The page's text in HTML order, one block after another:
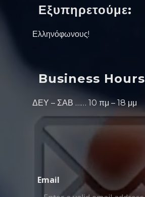
Εξυπηρετούμε:
Ελληνόφωνους!
Business Hours
ΔΕΥ – ΣΑΒ …… 10 πμ – 18 μμ
Email